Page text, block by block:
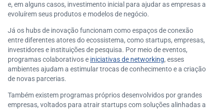
e, em alguns casos, investimento inicial para ajudar as empresas a
evoluírem seus produtos e modelos de negócio.
Já os hubs de inovação funcionam como espaços de conexão
entre diferentes atores do ecossistema, como startups, empresas,
investidores e instituições de pesquisa. Por meio de eventos,
programas colaborativos e iniciativas de networking, esses
ambientes ajudam a estimular trocas de conhecimento e a criação
de novas parcerias.
Também existem programas próprios desenvolvidos por grandes
empresas, voltados para atrair startups com soluções alinhadas a